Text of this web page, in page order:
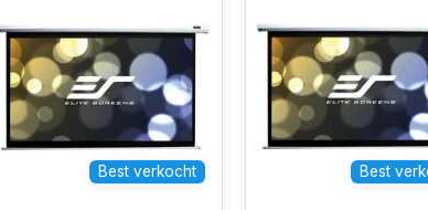
Best verkocht Best